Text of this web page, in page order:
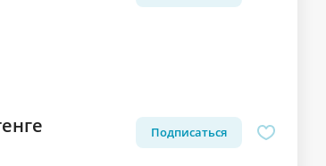
Подписаться